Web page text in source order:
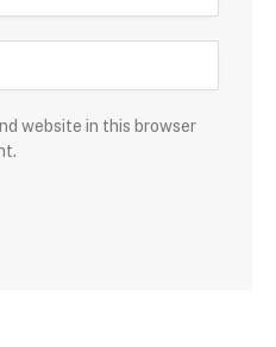
website in this browser